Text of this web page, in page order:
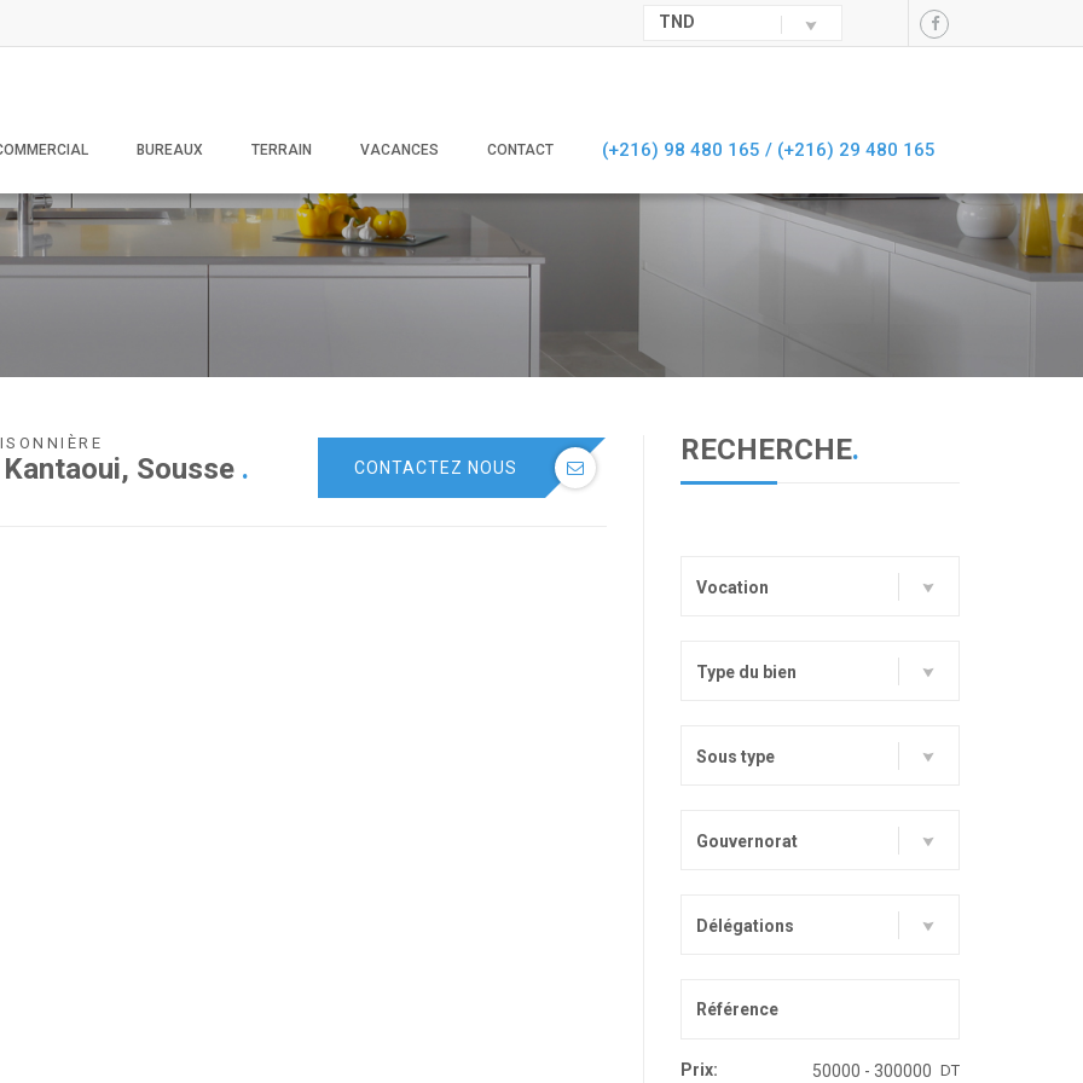
TND
BUREAUX TERRAIN VACANCES CONTACT (+216) 98 480 165 / (+216) 29 480 165
Sousse . CONTACTEZ NOUS
RECHERCHE.
Vocation
Type du bien
Sous type
Gouvernorat
Délégations
Prix: DT